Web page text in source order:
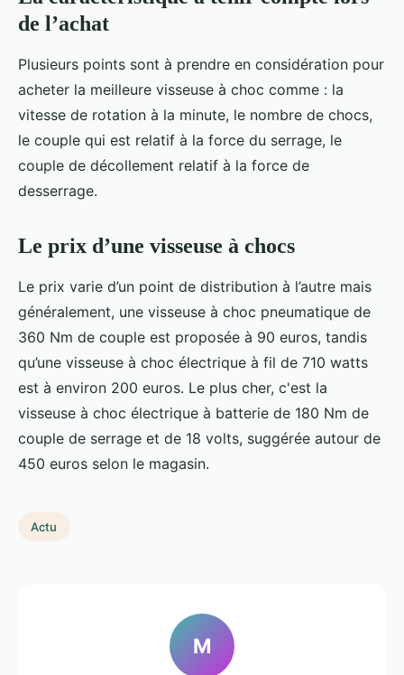
de l’achat
Plusieurs points sont à prendre en considération pour
acheter la meilleure visseuse à choc comme : la
vitesse de rotation à la minute, le nombre de chocs,
le couple qui est relatif à la force du serrage, le
couple de décollement relatif à la force de
desserrage.
Le prix d’une visseuse à chocs
Le prix varie d’un point de distribution à l’autre mais
généralement, une visseuse à choc pneumatique de
360 Nm de couple est proposée à 90 euros, tandis
qu’une visseuse à choc électrique à fil de 710 watts
est à environ 200 euros. Le plus cher, c'est la
visseuse à choc électrique à batterie de 180 Nm de
couple de serrage et de 18 volts, suggérée autour de
450 euros selon le magasin.
Actu
M